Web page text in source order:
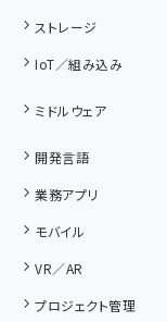
ストレージ
IoT／組み込み
ミドルウェア
開発言語
業務アプリ
モバイル
VR／AR
プロジェクト管理